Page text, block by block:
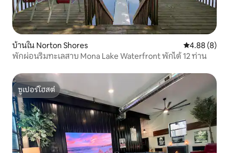
บ้านใน Norton Shores คะแนนเฉลี่ย
4.88 (8)
พักผ่อนริมทะเลสาบ Mona Lake Waterfront พักได้ 12 ท่าน
ซูเปอร์โฮสต์
ซูเปอร์โฮสต์